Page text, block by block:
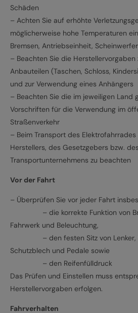
Schäden
– Achten Sie auf erhöhte
möglicherweise hohe Temperaturen
Bremsen, Antriebseinheit,
– Beachten Sie die Herstellervorgaben
Anbauteilen (Taschen, Schloss,
und zur Verwendung eines Anhängers
– Beachten Sie die im jeweiligen Land
Vorschriften für die Verwendung im
Straßenverkehr
– Beim Transport des
Herstellers, des Gesetzgebers bzw. des
Transportunternehmens zu beachten
Vor der Fahrt
– Überprüfen Sie vor jeder Fahrt
– die korrekte Funktion von
Fahrwerk und Beleuchtung,
– den festen Sitz von Lenker,
Schutzblech und Pedale sowie
– den Reifenfülldruck
Das Prüfen und Einstellen muss
Herstellervorgaben erfolgen.
Fahrverhalten